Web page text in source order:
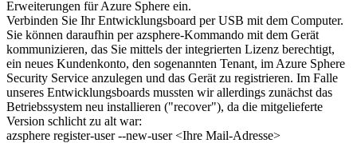
Erweiterungen für Azure Sphere ein.
Verbinden Sie Ihr Entwicklungsboard per USB mit dem Computer.
Sie können daraufhin per azsphere-Kommando mit dem Gerät
kommunizieren, das Sie mittels der integrierten Lizenz berechtigt,
ein neues Kundenkonto, den sogenannten Tenant, im Azure Sphere
Security Service anzulegen und das Gerät zu registrieren. Im Falle
unseres Entwicklungsboards mussten wir allerdings zunächst das
Betriebssystem neu installieren ("recover"), da die mitgelieferte
Version schlicht zu alt war:
azsphere register-user --new-user <Ihre Mail-Adresse>